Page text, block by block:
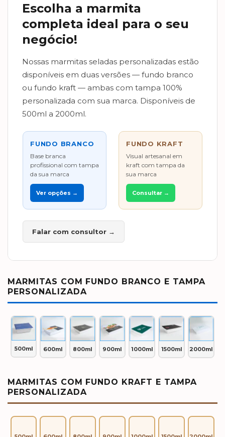
Escolha a marmita
completa ideal para o seu
negócio!
Nossas marmitas seladas personalizadas estão
disponíveis em duas versões — fundo branco
ou fundo kraft — ambas com tampa 100%
personalizada com sua marca. Disponíveis de
500ml a 2000ml.
FUNDO BRANCO
Base branca
profissional com tampa
da sua marca
Ver opções →
FUNDO KRAFT
Visual artesanal em
kraft com tampa da
sua marca
Consultar →
Falar com consultor →
MARMITAS COM FUNDO BRANCO E TAMPA
PERSONALIZADA
500ml 600ml 800ml 900ml 1000ml 1500ml 2000ml
MARMITAS COM FUNDO KRAFT E TAMPA
PERSONALIZADA